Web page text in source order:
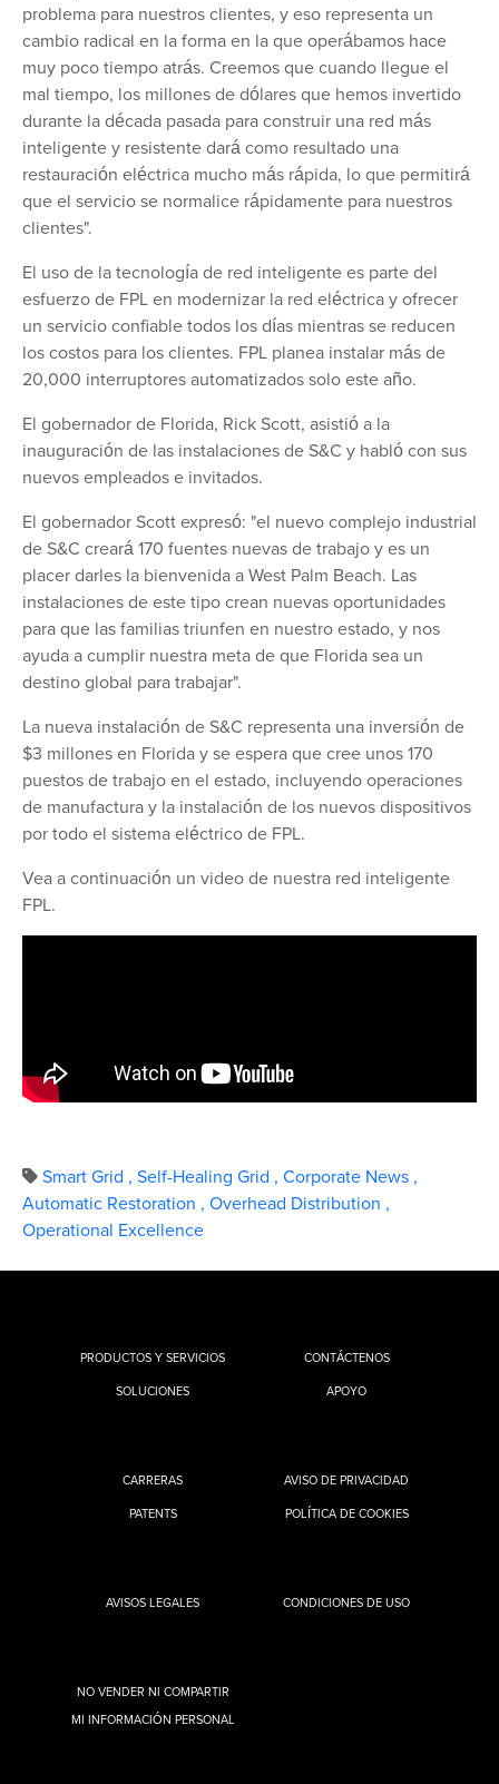
problema para nuestros clientes, y eso representa un
cambio radical en la forma en la que operábamos hace
muy poco tiempo atrás. Creemos que cuando llegue el
mal tiempo, los millones de dólares que hemos invertido
durante la década pasada para construir una red más
inteligente y resistente dará como resultado una
restauración eléctrica mucho más rápida, lo que permitirá
que el servicio se normalice rápidamente para nuestros
clientes".
El uso de la tecnología de red inteligente es parte del
esfuerzo de FPL en modernizar la red eléctrica y ofrecer
un servicio confiable todos los días mientras se reducen
los costos para los clientes. FPL planea instalar más de
20,000 interruptores automatizados solo este año.
El gobernador de Florida, Rick Scott, asistió a la
inauguración de las instalaciones de S&C y habló con sus
nuevos empleados e invitados.
El gobernador Scott expresó: "el nuevo complejo industrial
de S&C creará 170 fuentes nuevas de trabajo y es un
placer darles la bienvenida a West Palm Beach. Las
instalaciones de este tipo crean nuevas oportunidades
para que las familias triunfen en nuestro estado, y nos
ayuda a cumplir nuestra meta de que Florida sea un
destino global para trabajar".
La nueva instalación de S&C representa una inversión de
$3 millones en Florida y se espera que cree unos 170
puestos de trabajo en el estado, incluyendo operaciones
de manufactura y la instalación de los nuevos dispositivos
por todo el sistema eléctrico de FPL.
Vea a continuación un video de nuestra red inteligente
FPL.
Smart Grid , Self-Healing Grid , Corporate News ,
Automatic Restoration , Overhead Distribution ,
Operational Excellence
PRODUCTOS Y SERVICIOS
SOLUCIONES
CONTÁCTENOS
APOYO
CARRERAS
PATENTS
AVISO DE PRIVACIDAD
POLÍTICA DE COOKIES
AVISOS LEGALES CONDICIONES DE USO
NO VENDER NI COMPARTIR
MI INFORMACIÓN PERSONAL